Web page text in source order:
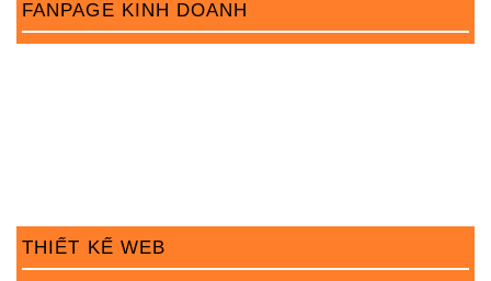
o
FANPAGE KINH DOANH
THIẾT KẾ WEB